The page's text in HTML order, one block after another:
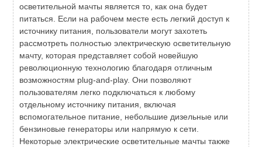
осветительной мачты является то, как она будет
питаться. Если на рабочем месте есть легкий доступ к
источнику питания, пользователи могут захотеть
рассмотреть полностью электрическую осветительную
мачту, которая представляет собой новейшую
революционную технологию благодаря отличным
возможностям plug-and-play. Они позволяют
пользователям легко подключаться к любому
отдельному источнику питания, включая
вспомогательное питание, небольшие дизельные или
бензиновые генераторы или напрямую к сети.
Некоторые электрические осветительные мачты также